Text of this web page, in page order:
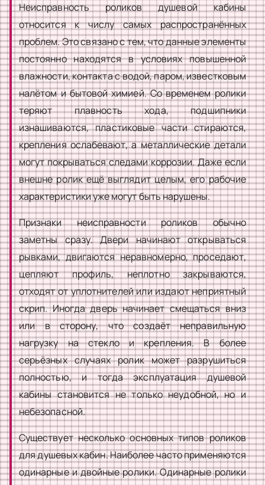
Неисправность роликов душевой кабины
относится к числу самых распространённых
проблем. Это связано с тем, что данные элементы
постоянно находятся в условиях повышенной
влажности, контакта с водой, паром, известковым
налётом и бытовой химией. Со временем ролики
теряют плавность хода, подшипники
изнашиваются, пластиковые части стираются,
крепления ослабевают, а металлические детали
могут покрываться следами коррозии. Даже если
внешне ролик ещё выглядит целым, его рабочие
характеристики уже могут быть нарушены.
Признаки неисправности роликов обычно
заметны сразу. Двери начинают открываться
рывками, двигаются неравномерно, проседают,
цепляют профиль, неплотно закрываются,
отходят от уплотнителей или издают неприятный
скрип. Иногда дверь начинает смещаться вниз
или в сторону, что создаёт неправильную
нагрузку на стекло и крепления. В более
серьёзных случаях ролик может разрушиться
полностью, и тогда эксплуатация душевой
кабины становится не только неудобной, но и
небезопасной.
Существует несколько основных типов роликов
для душевых кабин. Наиболее часто применяются
одинарные и двойные ролики. Одинарные ролики